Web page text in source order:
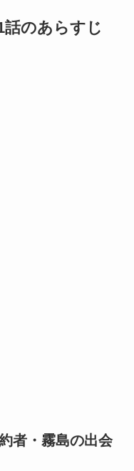
話のあらすじ
者・霧島の出会